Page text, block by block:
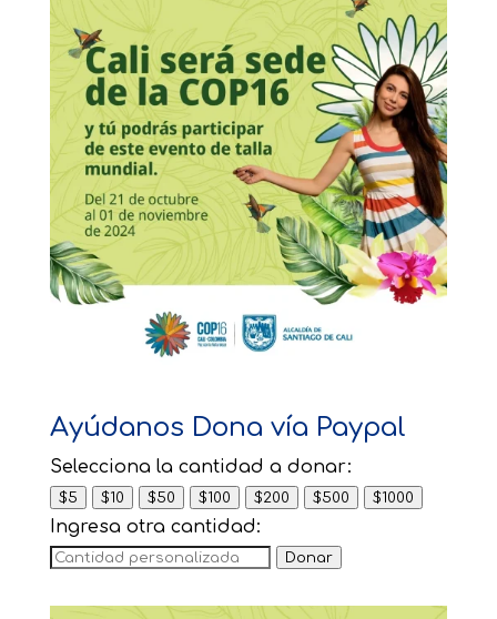
Ayúdanos Dona vía Paypal
Selecciona la cantidad a donar:
$5 $10 $50 $100 $200 $500 $1000
Ingresa otra cantidad:
Donar